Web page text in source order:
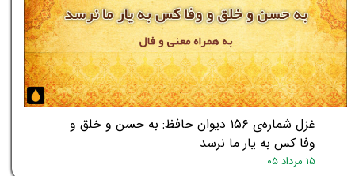
غزل شماره‌ی ۱۵۶ دیوان حافظ: به حسن و خلق و
وفا کس به یار ما نرسد
۱۵ مرداد ۰۵